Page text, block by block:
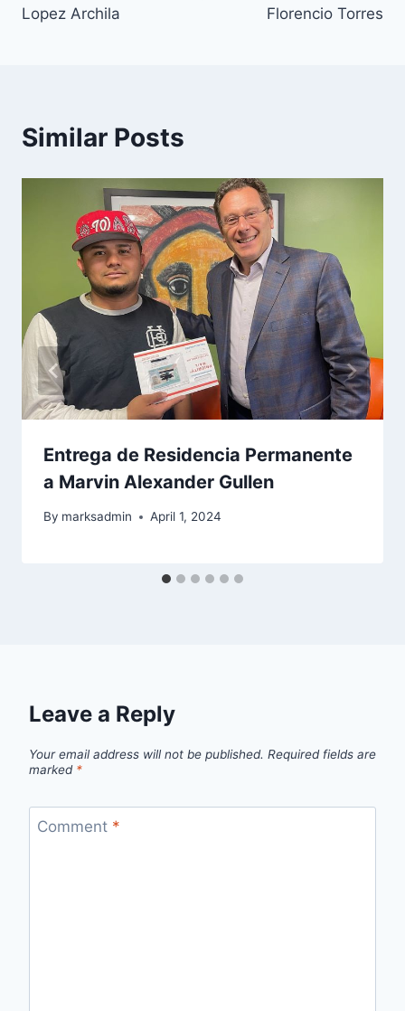
Lopez Archila
Florencio Torres
Similar Posts
Entrega de Residencia Permanente
a Marvin Alexander Gullen
By marksadmin April 1, 2024
Leave a Reply
Your email address will not be published. Required fields are
marked *
Comment *